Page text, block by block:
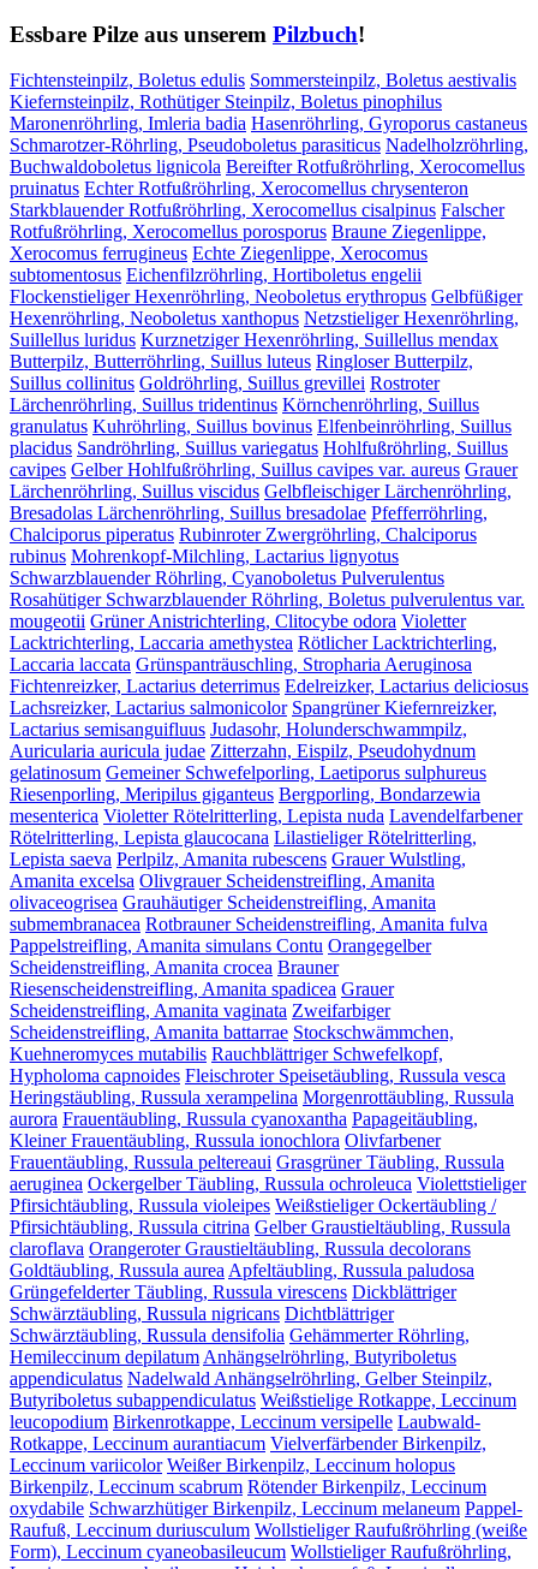
Essbare Pilze aus unserem Pilzbuch!
Fichtensteinpilz, Boletus edulis Sommersteinpilz, Boletus aestivalis
Kiefernsteinpilz, Rothütiger Steinpilz, Boletus pinophilus
Maronenröhrling, Imleria badia Hasenröhrling, Gyroporus castaneus
Schmarotzer-Röhrling, Pseudoboletus parasiticus Nadelholzröhrling,
Buchwaldoboletus lignicola Bereifter Rotfußröhrling, Xerocomellus
pruinatus Echter Rotfußröhrling, Xerocomellus chrysenteron
Starkblauender Rotfußröhrling, Xerocomellus cisalpinus Falscher
Rotfußröhrling, Xerocomellus porosporus Braune Ziegenlippe,
Xerocomus ferrugineus Echte Ziegenlippe, Xerocomus
subtomentosus Eichenfilzröhrling, Hortiboletus engelii
Flockenstieliger Hexenröhrling, Neoboletus erythropus Gelbfüßiger
Hexenröhrling, Neoboletus xanthopus Netzstieliger Hexenröhrling,
Suillellus luridus Kurznetziger Hexenröhrling, Suillellus mendax
Butterpilz, Butterröhrling, Suillus luteus Ringloser Butterpilz,
Suillus collinitus Goldröhrling, Suillus grevillei Rostroter
Lärchenröhrling, Suillus tridentinus Körnchenröhrling, Suillus
granulatus Kuhröhrling, Suillus bovinus Elfenbeinröhrling, Suillus
placidus Sandröhrling, Suillus variegatus Hohlfußröhrling, Suillus
cavipes Gelber Hohlfußröhrling, Suillus cavipes var. aureus Grauer
Lärchenröhrling, Suillus viscidus Gelbfleischiger Lärchenröhrling,
Bresadolas Lärchenröhrling, Suillus bresadolae Pfefferröhrling,
Chalciporus piperatus Rubinroter Zwergröhrling, Chalciporus
rubinus Mohrenkopf-Milchling, Lactarius lignyotus
Schwarzblauender Röhrling, Cyanoboletus Pulverulentus
Rosahütiger Schwarzblauender Röhrling, Boletus pulverulentus var.
mougeotii Grüner Anistrichterling, Clitocybe odora Violetter
Lacktrichterling, Laccaria amethystea Rötlicher Lacktrichterling,
Laccaria laccata Grünspanträuschling, Stropharia Aeruginosa
Fichtenreizker, Lactarius deterrimus Edelreizker, Lactarius deliciosus
Lachsreizker, Lactarius salmonicolor Spangrüner Kiefernreizker,
Lactarius semisanguifluus Judasohr, Holunderschwammpilz,
Auricularia auricula judae Zitterzahn, Eispilz, Pseudohydnum
gelatinosum Gemeiner Schwefelporling, Laetiporus sulphureus
Riesenporling, Meripilus giganteus Bergporling, Bondarzewia
mesenterica Violetter Rötelritterling, Lepista nuda Lavendelfarbener
Rötelritterling, Lepista glaucocana Lilastieliger Rötelritterling,
Lepista saeva Perlpilz, Amanita rubescens Grauer Wulstling,
Amanita excelsa Olivgrauer Scheidenstreifling, Amanita
olivaceogrisea Grauhäutiger Scheidenstreifling, Amanita
submembranacea Rotbrauner Scheidenstreifling, Amanita fulva
Pappelstreifling, Amanita simulans Contu Orangegelber
Scheidenstreifling, Amanita crocea Brauner
Riesenscheidenstreifling, Amanita spadicea Grauer
Scheidenstreifling, Amanita vaginata Zweifarbiger
Scheidenstreifling, Amanita battarrae Stockschwämmchen,
Kuehneromyces mutabilis Rauchblättriger Schwefelkopf,
Hypholoma capnoides Fleischroter Speisetäubling, Russula vesca
Heringstäubling, Russula xerampelina Morgenrottäubling, Russula
aurora Frauentäubling, Russula cyanoxantha Papageitäubling,
Kleiner Frauentäubling, Russula ionochlora Olivfarbener
Frauentäubling, Russula peltereaui Grasgrüner Täubling, Russula
aeruginea Ockergelber Täubling, Russula ochroleuca Violettstieliger
Pfirsichtäubling, Russula violeipes Weißstieliger Ockertäubling /
Pfirsichtäubling, Russula citrina Gelber Graustieltäubling, Russula
claroflava Orangeroter Graustieltäubling, Russula decolorans
Goldtäubling, Russula aureaApfeltäubling, Russula paludosa
Grüngefelderter Täubling, Russula virescens Dickblättriger
Schwärztäubling, Russula nigricans Dichtblättriger
Schwärztäubling, Russula densifolia Gehämmerter Röhrling,
Hemileccinum depilatumAnhängselröhrling, Butyriboletus
appendiculatus Nadelwald Anhängselröhrling, Gelber Steinpilz,
Butyriboletus subappendiculatus Weißstielige Rotkappe, Leccinum
leucopodium Birkenrotkappe, Leccinum versipelle Laubwald-
Rotkappe, Leccinum aurantiacum Vielverfärbender Birkenpilz,
Leccinum variicolor Weißer Birkenpilz, Leccinum holopus
Birkenpilz, Leccinum scabrum Rötender Birkenpilz, Leccinum
oxydabile Schwarzhütiger Birkenpilz, Leccinum melaneum Pappel-
Raufuß, Leccinum duriusculum Wollstieliger Raufußröhrling (weiße
Form), Leccinum cyaneobasileucum Wollstieliger Raufußröhrling,